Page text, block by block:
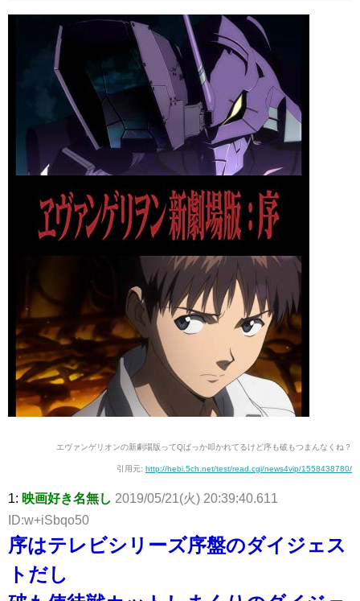
エヴァンゲリオンの新劇場版ってQばっか叩かれてるけど序も破もつまんなくね？
引用元: http://hebi.5ch.net/test/read.cgi/news4vip/1558438780/
1: 映画好き名無し 2019/05/21(火) 20:39:40.611
ID:w+iSbqo50
序はテレビシリーズ序盤のダイジェス
トだし